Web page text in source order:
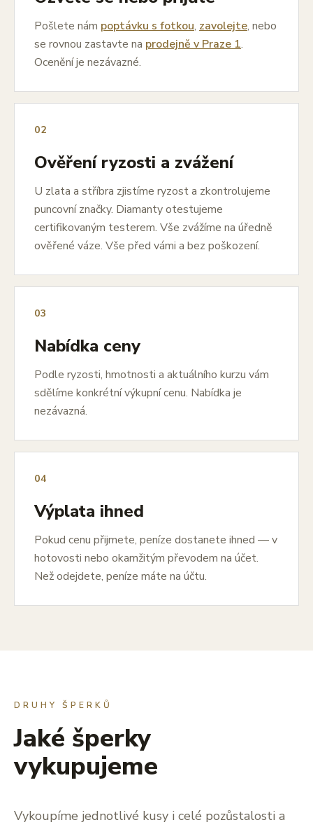
Pošlete nám poptávku s fotkou, zavolejte, nebo
se rovnou zastavte na prodejně v Praze 1.
Ocenění je nezávazné.
02
Ověření ryzosti a zvážení
U zlata a stříbra zjistíme ryzost a zkontrolujeme
puncovní značky. Diamanty otestujeme
certifikovaným testerem. Vše zvážíme na úředně
ověřené váze. Vše před vámi a bez poškození.
03
Nabídka ceny
Podle ryzosti, hmotnosti a aktuálního kurzu vám
sdělíme konkrétní výkupní cenu. Nabídka je
nezávazná.
04
Výplata ihned
Pokud cenu přijmete, peníze dostanete ihned — v
hotovosti nebo okamžitým převodem na účet.
Než odejdete, peníze máte na účtu.
DRUHY ŠPERKŮ
Jaké šperky
vykupujeme
Vykoupíme jednotlivé kusy i celé pozůstalosti a